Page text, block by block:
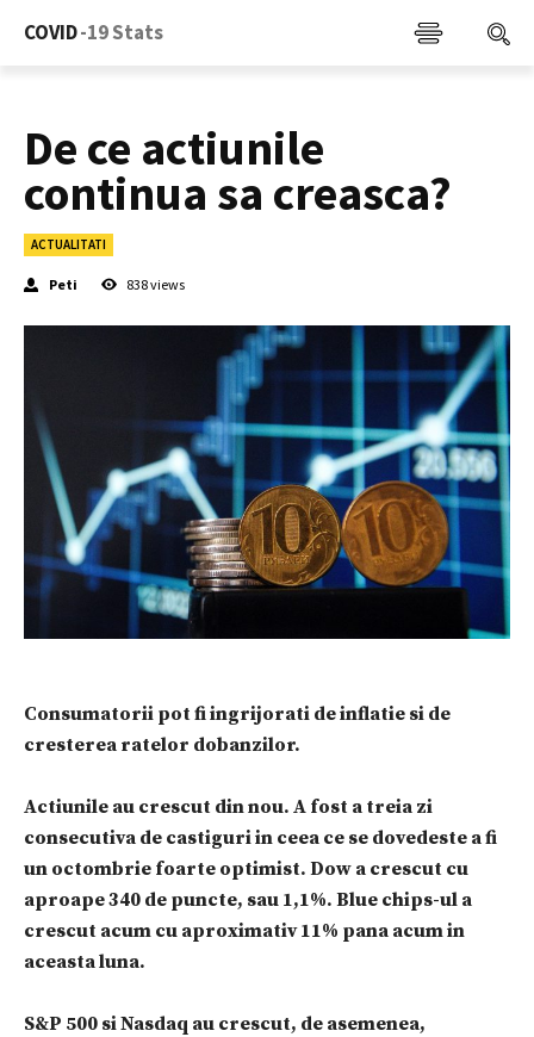
COVID-19 Stats
De ce actiunile
continua sa creasca?
ACTUALITATI
Peti 838views
Consumatorii pot fi ingrijorati de inflatie si de
cresterea ratelor dobanzilor.
Actiunile au crescut din nou. A fost a treia zi
consecutiva de castiguri in ceea ce se dovedeste a fi
un octombrie foarte optimist. Dow a crescut cu
aproape 340 de puncte, sau 1,1%. Blue chips-ul a
crescut acum cu aproximativ 11% pana acum in
aceasta luna.
S&P 500 si Nasdaq au crescut, de asemenea,